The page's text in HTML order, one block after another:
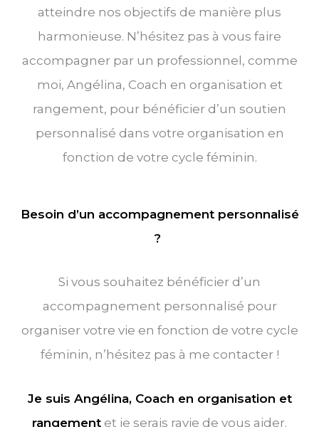
atteindre nos objectifs de manière plus
harmonieuse. N’hésitez pas à vous faire
accompagner par un professionnel, comme
moi, Angélina, Coach en organisation et
rangement, pour bénéficier d’un soutien
personnalisé dans votre organisation en
fonction de votre cycle féminin.
Besoin d’un accompagnement personnalisé
?
Si vous souhaitez bénéficier d’un
accompagnement personnalisé pour
organiser votre vie en fonction de votre cycle
féminin, n’hésitez pas à me contacter !
Je suis Angélina, Coach en organisation et
rangement et je serais ravie de vous aider.